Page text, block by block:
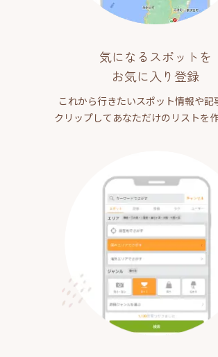
気になるスポットを
お気に入り登録
これから行きたいスポット情報や記
クリップしてあなただけのリストを作